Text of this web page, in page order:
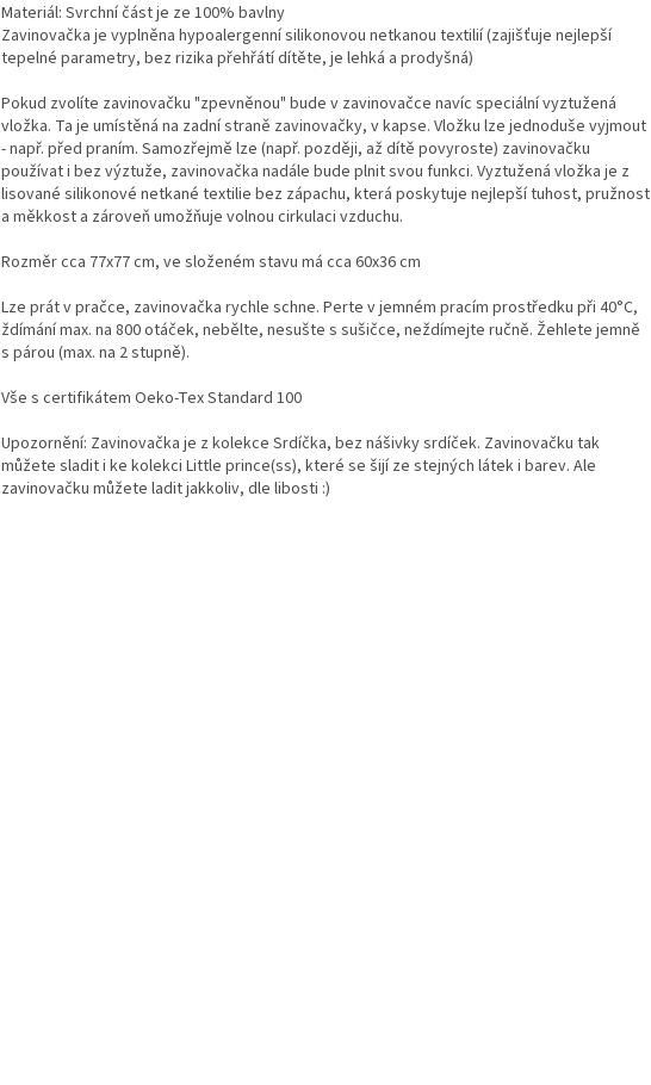
Materiál: Svrchní část je ze 100% bavlny
Zavinovačka je vyplněna hypoalergenní silikonovou netkanou textilií (zajišťuje nejlepší
tepelné parametry, bez rizika přehřátí dítěte, je lehká a prodyšná)
Pokud zvolíte zavinovačku "zpevněnou" bude v zavinovačce navíc speciální vyztužená
vložka. Ta je umístěná na zadní straně zavinovačky, v kapse. Vložku lze jednoduše vyjmout
- např. před praním. Samozřejmě lze (např. později, až dítě povyroste) zavinovačku
používat i bez výztuže, zavinovačka nadále bude plnit svou funkci. Vyztužená vložka je z
lisované silikonové netkané textilie bez zápachu, která poskytuje nejlepší tuhost, pružnost
a měkkost a zároveň umožňuje volnou cirkulaci vzduchu.
Rozměr cca 77x77 cm, ve složeném stavu má cca 60x36 cm
Lze prát v pračce, zavinovačka rychle schne. Perte v jemném pracím prostředku při 40°C,
ždímání max. na 800 otáček, nebělte, nesušte s sušičce, neždímejte ručně. Žehlete jemně
s párou (max. na 2 stupně).
Vše s certifikátem Oeko-Tex Standard 100
Upozornění: Zavinovačka je z kolekce Srdíčka, bez nášivky srdíček. Zavinovačku tak
můžete sladit i ke kolekci Little prince(ss), které se šijí ze stejných látek i barev. Ale
zavinovačku můžete ladit jakkoliv, dle libosti :)